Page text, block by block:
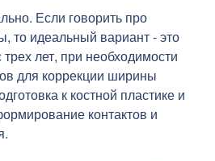
Если говорить про
то идеальный вариант - это
лет, при необходимости
для коррекции ширины
к костной пластике и
контактов и